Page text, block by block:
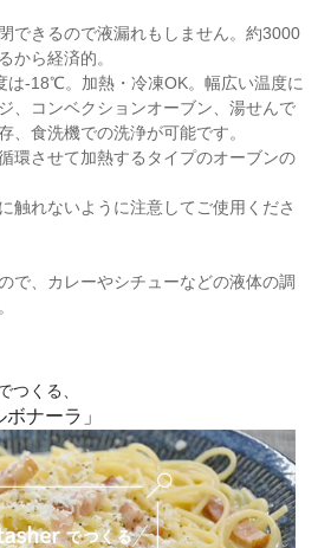
できるので液漏れもしません。約3000
から経済的。
-18℃。加熱・冷凍OK。幅広い温度に
、コンベクションオーブン、湯せんで
、食洗機での洗浄が可能です。
環させて加熱するタイプのオーブンの
触れないように注意してご使用くださ
で、カレーやシチューなどの液体の調
つくる、
ナーラ」